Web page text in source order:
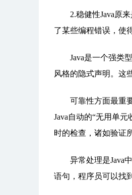
2.稳健性Java原来
了某些编程错误，使
Java是一个强类型
风格的隐式声明。这
可靠性方面最重要
Java自动的“无用单
时的检查，诸如验证
异常处理是Java中
语句，程序员可以找